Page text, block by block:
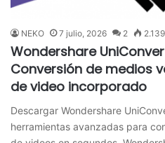
NEKO 7 julio, 2026 2 2.139
Wondershare
Conversión de medios
de video incorporado
Descargar Wondershare
herramientas avanzadas para